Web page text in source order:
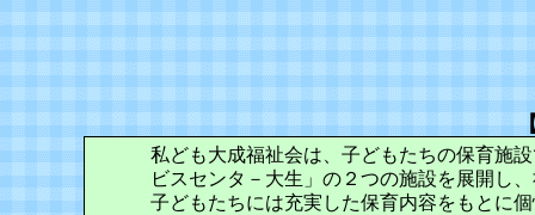
私ども大成福祉会は、子どもたちの保育施
ビスセンタ－大生」の２つの施設を展開し
子どもたちには充実した保育内容をもとに